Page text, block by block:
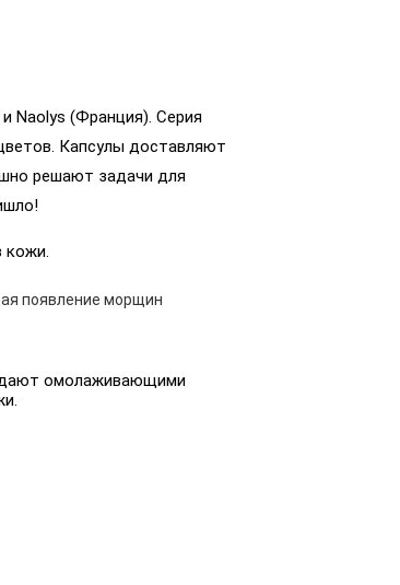
Naolys (Франция). Серия
Капсулы доставляют
решают задачи для
кожи.
появление морщин
омолаживающими